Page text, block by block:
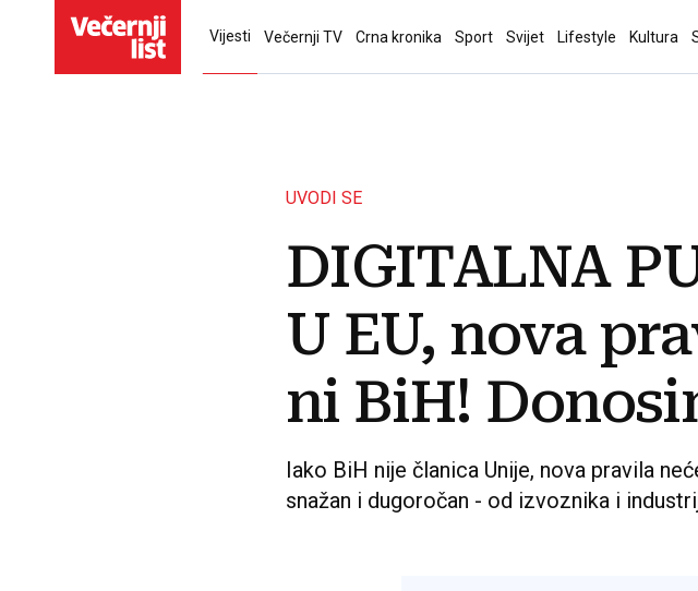
Vijesti Večernji TV Crna kronika Sport Svijet Lifestyle Kultura
UVODI SE
DIGITALNA
U EU, nova
ni BiH!
Iako BiH nije članica Unije, nova pravila
snažan i dugoročan - od izvoznika i